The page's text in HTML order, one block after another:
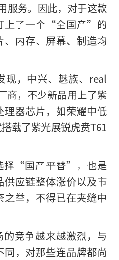
服务。因此，对于这款
上了一个“全国产”的
内存、屏幕、制造均
现，中兴、魅族、real
商，不少新品用上了紫
理器芯片，如荣耀中低
载了紫光展锐虎贲T61
择“国产平替”，也是
供应链整体涨价以及市
举，不得已在夹缝中
的竞争越来越激烈，与
同，对那些连品牌都尚